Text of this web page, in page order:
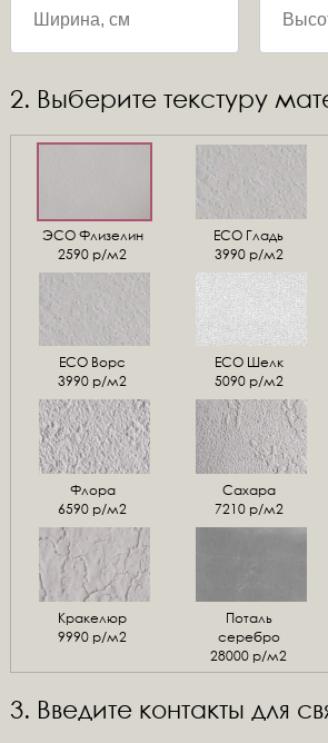
2. Выберите текстуру
ЭСО Флизелин
2590 р/м2
ЕСО Гладь
3990 р/м2
ЕСО Ворс
3990 р/м2
ЕСО Шелк
5090 р/м2
Флора
6590 р/м2
Сахара
7210 р/м2
Кракелюр
9990 р/м2
Поталь
серебро
28000 р/м2
3. Введите контакты для